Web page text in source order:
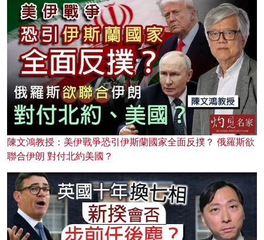
陳文鴻教授：美伊戰爭恐引伊斯蘭國家全面反撲？ 俄羅斯欲
聯合伊朗 對付北約美國？